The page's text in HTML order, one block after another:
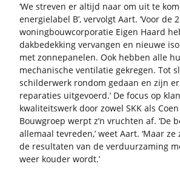
‘We stre­ven er al­tijd naar om uit te
ener­gie­la­bel B’, ver­volgt Aart. ‘Voor de
wo­ning­bouw­cor­po­ra­tie Eigen Haard
dak­be­dek­king ver­van­gen en nieu­we
met zon­ne­pa­ne­len. Ook heb­ben alle
me­cha­ni­sche ven­ti­la­tie ge­kre­gen. Tot
schil­der­werk rond­om ge­daan en zijn
re­pa­ra­ties uit­ge­voerd.’ De focus op
kwa­li­teits­werk door zowel SKK als
Bouw­groep werpt z’n vruch­ten af. ‘De
al­le­maal te­vre­den,’ weet Aart. ‘Maar
de re­sul­ta­ten van de ver­duur­za­ming
weer kou­der wordt.’